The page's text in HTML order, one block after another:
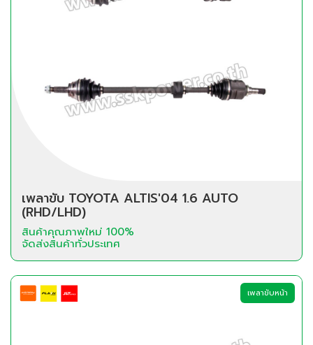
เพลาขับ TOYOTA ALTIS'04 1.6 AUTO
(RHD/LHD)
สินค้าคุณภาพใหม่ 100%
จัดส่งสินค้าทั่วประเทศ
เพลาขับหน้า